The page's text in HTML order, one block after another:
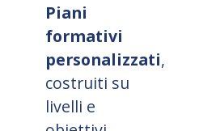
Piani
formativi
personalizzati,
costruiti su
livelli e